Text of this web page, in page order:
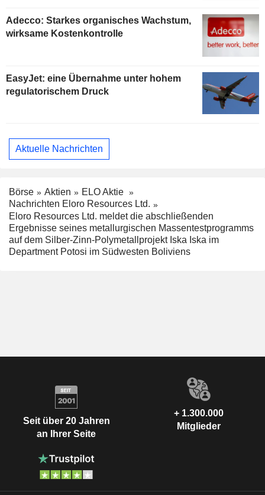
Adecco: Starkes organisches Wachstum,
wirksame Kostenkontrolle
EasyJet: eine Übernahme unter hohem
regulatorischem Druck
Aktuelle Nachrichten
Börse Aktien
ELO Aktie
Nachrichten Eloro Resources Ltd.
Eloro Resources Ltd. meldet die abschließenden
Ergebnisse seines metallurgischen Massentestprogramms
auf dem Silber-Zinn-Polymetallprojekt Iska Iska im
Department Potosi im Südwesten Boliviens
Seit über 20 Jahren
an Ihrer Seite
+ 1.300.000
Mitglieder